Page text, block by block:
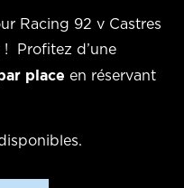
Racing 92 v Castres
Profitez d’une
place en réservant